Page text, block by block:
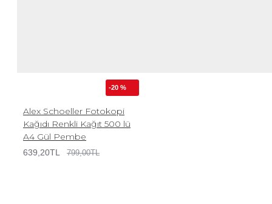
-20 %
Alex Schoeller Fotokopi
Kağıdı Renkli Kağıt 500 lü
A4 Gül Pembe
639,20TL 799,00TL